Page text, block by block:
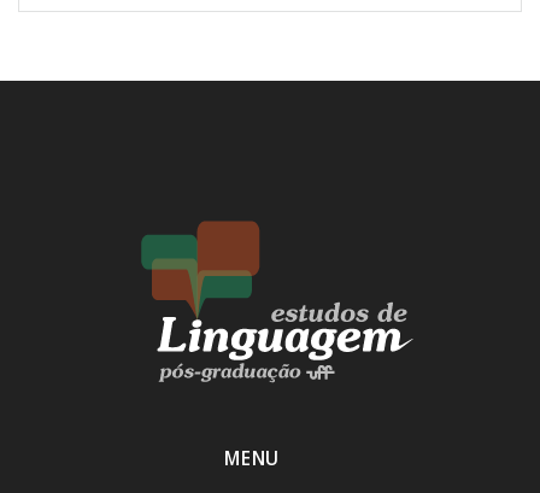
MENU